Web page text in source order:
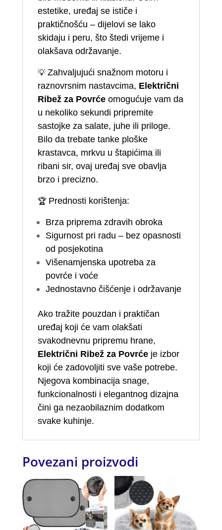
estetike, uređaj se ističe i
praktičnošću – dijelovi se lako
skidaju i peru, što štedi vrijeme i
olakšava održavanje.
💡 Zahvaljujući snažnom motoru i
raznovrsnim nastavcima, Električni
Ribež za Povrćeomogućuje vam da
u nekoliko sekundi pripremite
sastojke za salate, juhe ili priloge.
Bilo da trebate tanke ploške
krastavca, mrkvu u štapićima ili
ribani sir, ovaj uređaj sve obavlja
brzo i precizno.
🏆 Prednosti korištenja:
Brza priprema zdravih obroka
Sigurnost pri radu – bez opasnosti
od posjekotina
Višenamjenska upotreba za
povrće i voće
Jednostavno čišćenje i održavanje
Ako tražite pouzdan i praktičan
uređaj koji će vam olakšati
svakodnevnu pripremu hrane,
Električni Ribež za Povrćeje izbor
koji će zadovoljiti sve vaše potrebe.
Njegova kombinacija snage,
funkcionalnosti i elegantnog dizajna
čini ga nezaobilaznim dodatkom
svake kuhinje.
Povezani proizvodi